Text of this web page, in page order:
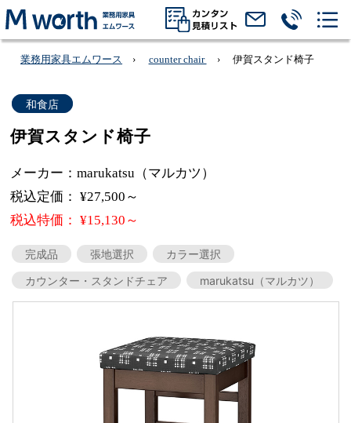
業務用家具エムワース counter chair 伊賀スタンド椅子
和食店
伊賀スタンド椅子
メーカー：marukatsu（マルカツ）
税込定価： ¥27,500～
税込特価： ¥15,130～
完成品 張地選択
カラー選択
カウンター・スタンドチェア
marukatsu（マルカツ）